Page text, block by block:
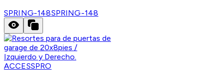
SPRING-148SPRING-148
ACCESSPRO